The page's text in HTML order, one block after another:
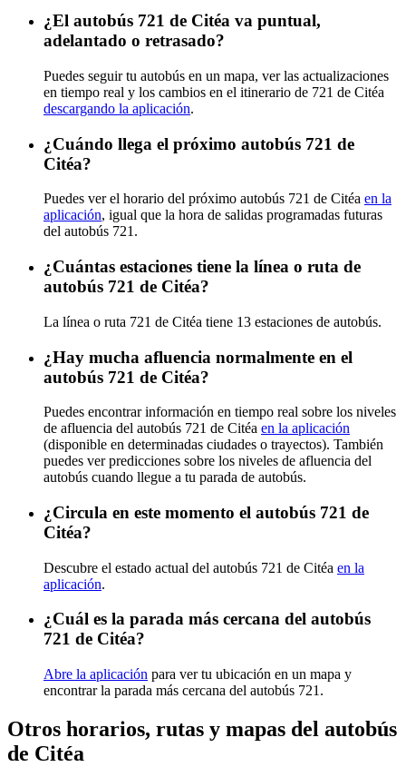
¿El autobús 721 de Citéa va puntual,
adelantado o retrasado?
Puedes seguir tu autobús en un mapa, ver las actualizaciones
en tiempo real y los cambios en el itinerario de 721 de Citéa
descargando la aplicación.
¿Cuándo llega el próximo autobús 721 de
Citéa?
Puedes ver el horario del próximo autobús 721 de Citéa en la
aplicación, igual que la hora de salidas programadas futuras
del autobús 721.
¿Cuántas estaciones tiene la línea o ruta de
autobús 721 de Citéa?
La línea o ruta 721 de Citéa tiene 13 estaciones de autobús.
¿Hay mucha afluencia normalmente en el
autobús 721 de Citéa?
Puedes encontrar información en tiempo real sobre los niveles
de afluencia del autobús 721 de Citéa en la aplicación
(disponible en determinadas ciudades o trayectos). También
puedes ver predicciones sobre los niveles de afluencia del
autobús cuando llegue a tu parada de autobús.
¿Circula en este momento el autobús 721 de
Citéa?
Descubre el estado actual del autobús 721 de Citéa en la
aplicación.
¿Cuál es la parada más cercana del autobús
721 de Citéa?
Abre la aplicación para ver tu ubicación en un mapa y
encontrar la parada más cercana del autobús 721.
Otros horarios, rutas y mapas del autobús
de Citéa